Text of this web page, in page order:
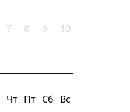
7 8 9 10
Чт Пт Сб Вс